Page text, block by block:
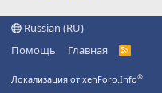
Russian (RU)
Помощь
Главная
R
Локализация от xenForo.Info®